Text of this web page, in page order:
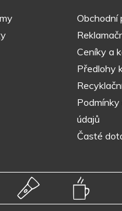
Obchodní
Ceníky a
Předlohy
údajů
Časté